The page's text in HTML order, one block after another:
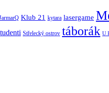
Klub 21 kytara lasergame
Střelecký ostrov táborák U